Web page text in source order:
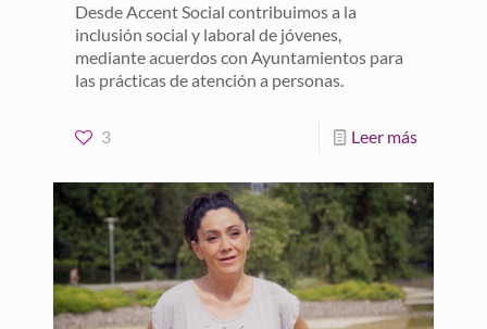
Desde Accent Social contribuimos a la
inclusión social y laboral de jóvenes,
mediante acuerdos con Ayuntamientos para
las prácticas de atención a personas.
3 Leer más